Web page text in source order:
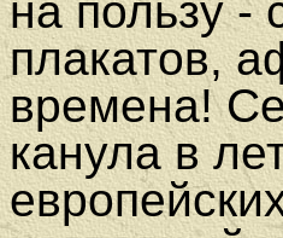
на пользу -
плакатов,
времена!
канула в